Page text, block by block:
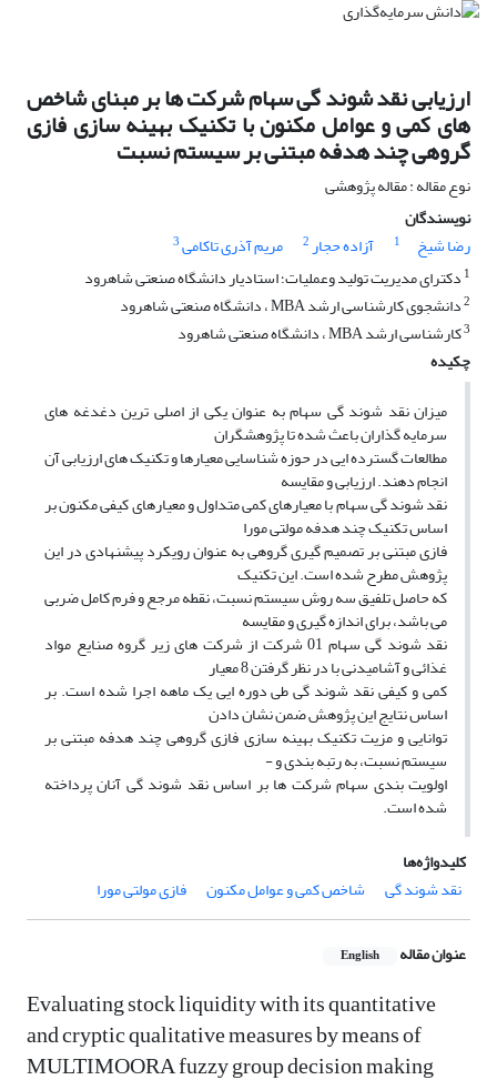
ارزیابی نقد شوند گی سهام شرکت ها بر مبنای شاخص
های کمی و عوامل مکنون با تکنیک بهینه سازی فازی
گروهی چند هدفه مبتنی بر سیستم نسبت
نوع مقاله : مقاله پژوهشی
نویسندگان
رضا شیخ
1 آزاده حجار2 مریم آذری تاکامی3
1 دکترای مدیریت تولید وعملیات؛ استادیار دانشگاه صنعتی شاهرود
2دانشجوی کارشناسی ارشد MBA ، دانشگاه صنعتی شاهرود
3کارشناسی ارشد MBA ، دانشگاه صنعتی شاهرود
چکیده
میزان نقد شوند گی سهام به عنوان یکی از اصلی ترین دغدغه های
سرمایه گذاران باعث شده تا پژوهشگران
مطالعات گسترده ایی در حوزه شناسایی معیارها و تکنیک های ارزیابی آن
انجام دهند. ارزیابی و مقایسه
نقد شوند گی سهام با معیارهای کمی متداول و معیارهای کیفی مکنون بر
اساس تکنیک چند هدفه مولتی مورا
فازی مبتنی بر تصمیم گیری گروهی به عنوان رویکرد پیشنهادی در این
پژوهش مطرح شده است. این تکنیک
که حاصل تلفیق سه روش سیستم نسبت، نقطه مرجع و فرم کامل ضربی
می باشد، برای اندازه گیری و مقایسه
نقد شوند گی سهام 01 شرکت از شرکت های زیر گروه صنایع مواد
غذائی و آشامیدنی با در نظر گرفتن 8 معیار
کمی و کیفی نقد شوند گی طی دوره ایی یک ماهه اجرا شده است. بر
اساس نتایج این پژوهش ضمن نشان دادن
توانایی و مزیت تکنیک بهینه سازی فازی گروهی چند هدفه مبتنی بر
سیستم نسبت، به رتبه بندی و -
اولویت بندی سهام شرکت ها بر اساس نقد شوند گی آنان پرداخته
شده است.
کلیدواژه‌ها
نقد شوند گی
شاخص کمی و عوامل مکنون فازی مولتی مورا
عنوان مقاله English
Evaluating stock liquidity with its quantitative
and cryptic qualitative measures by means of
MULTIMOORA fuzzy group decision making